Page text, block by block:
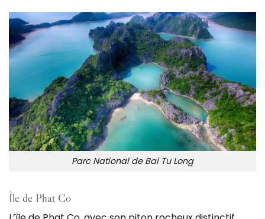
Parc National de Bai Tu Long
Île de Phat Co